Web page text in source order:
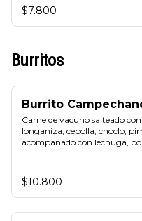
$7.800
Burritos
Burrito
Carne de vacuno salteado con
longaniza, cebolla, choclo,
acompañado con lechuga,
$10.800